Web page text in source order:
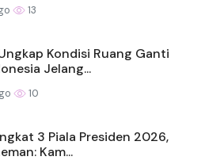
13
Kondisi Ruang Ganti
Jelang...
10
3 Piala Presiden 2026,
Kam...